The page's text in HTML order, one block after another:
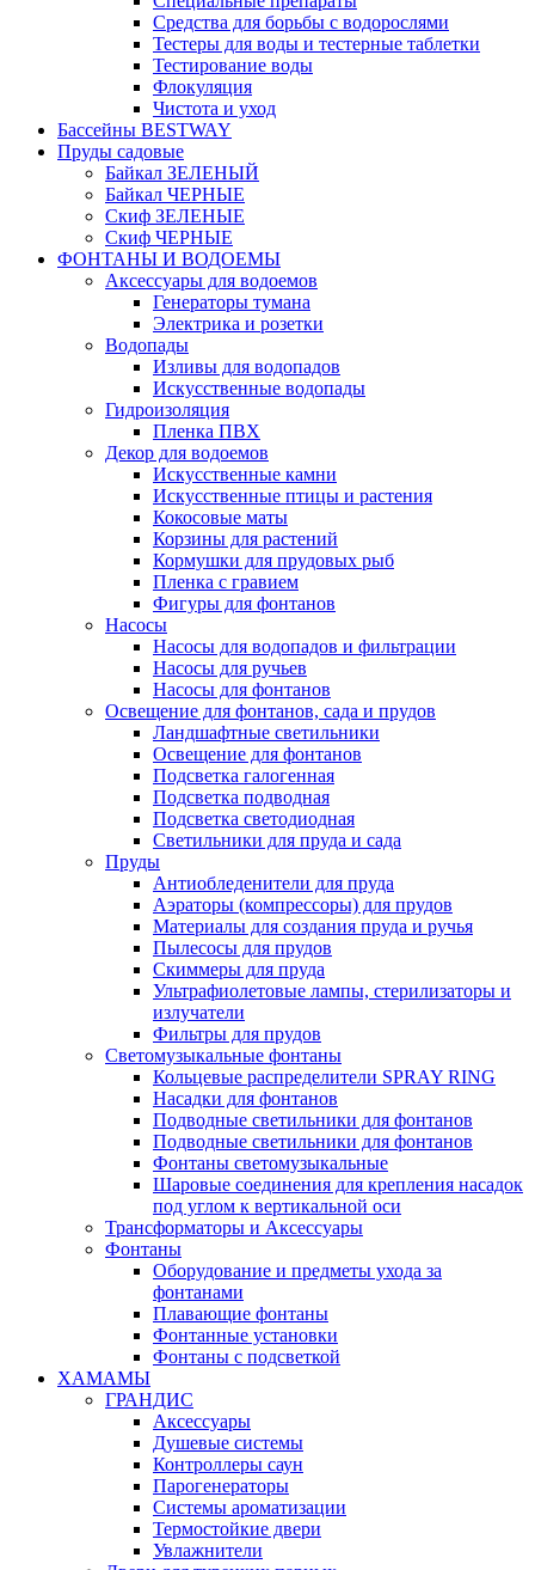
Средства для борьбы с водорослями
Тестеры для воды и тестерные таблетки
Тестирование воды
Флокуляция
Чистота и уход
Бассейны BESTWAY
Пруды садовые
Байкал ЗЕЛЕНЫЙ
Байкал ЧЕРНЫЕ
Скиф ЗЕЛЕНЫЕ
Скиф ЧЕРНЫЕ
ФОНТАНЫ И ВОДОЕМЫ
Аксессуары для водоемов
Генераторы тумана
Электрика и розетки
Водопады
Изливы для водопадов
Искусственные водопады
Гидроизоляция
Пленка ПВХ
Декор для водоемов
Искусственные камни
Искусственные птицы и растения
Кокосовые маты
Корзины для растений
Кормушки для прудовых рыб
Пленка с гравием
Фигуры для фонтанов
Насосы
Насосы для водопадов и фильтрации
Насосы для ручьев
Насосы для фонтанов
Освещение для фонтанов, сада и прудов
Ландшафтные светильники
Освещение для фонтанов
Подсветка галогенная
Подсветка подводная
Подсветка светодиодная
Светильники для пруда и сада
Пруды
Антиобледенители для пруда
Аэраторы (компрессоры) для прудов
Материалы для создания пруда и ручья
Пылесосы для прудов
Скиммеры для пруда
Ультрафиолетовые лампы, стерилизаторы и
излучатели
Фильтры для прудов
Светомузыкальные фонтаны
Кольцевые распределители SPRAY RING
Насадки для фонтанов
Подводные светильники для фонтанов
Подводные светильники для фонтанов
Фонтаны светомузыкальные
Шаровые соединения для крепления насадок
под углом к вертикальной оси
Трансформаторы и Аксессуары
Фонтаны
Оборудование и предметы ухода за
фонтанами
Плавающие фонтаны
Фонтанные установки
Фонтаны с подсветкой
ХАМАМЫ
ГРАНДИС
Аксессуары
Душевые системы
Контроллеры саун
Парогенераторы
Системы ароматизации
Термостойкие двери
Увлажнители